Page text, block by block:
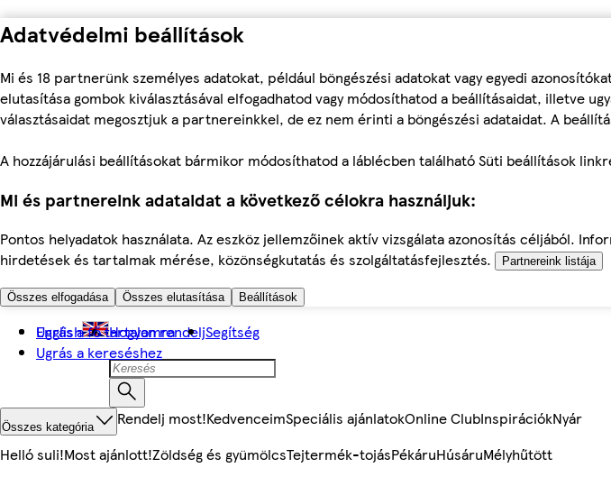
Adatvédelmi beállítások
Mi és 18 partnerünk személyes adatokat, például böngészési adatokat vagy egyedi
elutasítása gombok kiválasztásával elfogadhatod vagy módosíthatod a beállításaidat, illetve
választásaidat megosztjuk a partnereinkkel, de ez nem érinti a böngészési adataidat. A
A hozzájárulási beállításokat bármikor módosíthatod a láblécben található Süti beállítások
Mi és partnereink adataidat a következő célokra használjuk:
Pontos helyadatok használata. Az eszköz jellemzőinek aktív vizsgálata azonosítás céljából.
hirdetések és tartalmak mérése, közönségkutatás és szolgáltatásfejlesztés.
Partnereink listája
Összes elfogadása Összes elutasítása Beállítások
Ugrás a fő tartalomra
Ugrás a kereséshez
English Hogyan rendeljSegítség
Összes kategória Rendelj most!KedvenceimSpeciális ajánlatokOnline ClubInspirációkNyár
Helló suli!Most ajánlott!Zöldség és gyümölcsTejtermék-tojásPékáruHúsáruMélyhűtött